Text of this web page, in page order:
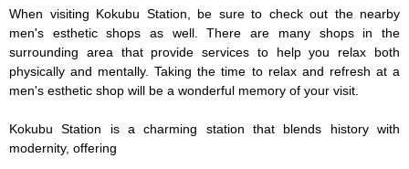
When visiting Kokubu Station, be sure to check out the nearby
men's esthetic shops as well. There are many shops in the
surrounding area that provide services to help you relax both
physically and mentally. Taking the time to relax and refresh at a
men's esthetic shop will be a wonderful memory of your visit.
Kokubu Station is a charming station that blends history with
modernity, offering